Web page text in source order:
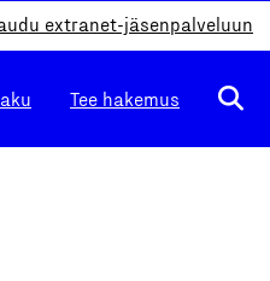
extranet-jäsenpalveluun
Tee hakemus